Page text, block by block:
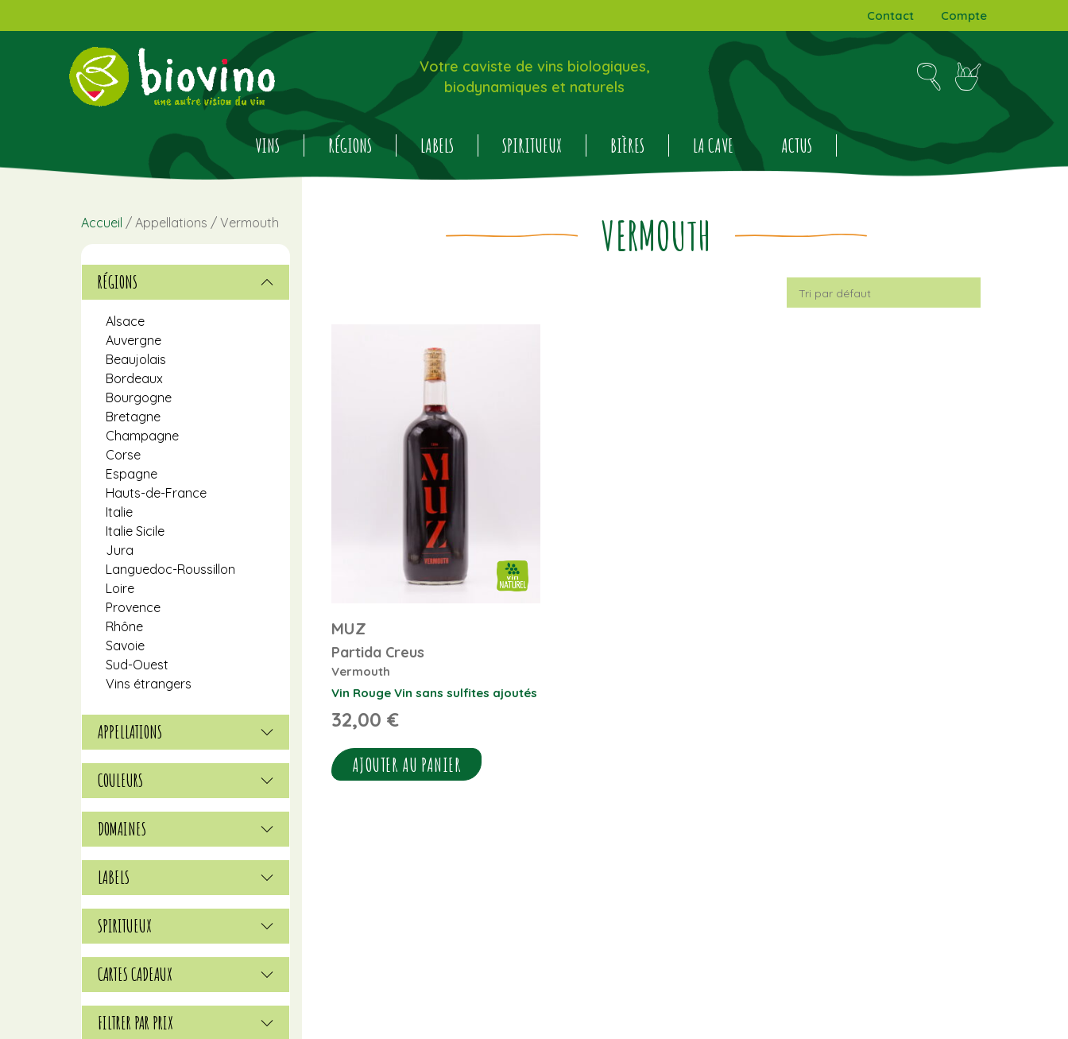
Contact Compte
Votre caviste de vins biologiques,
biodynamiques et naturels
VINS RÉGIONS LABELS SPIRITUEUX BIÈRES LA CAVE ACTUS
VERMOUTH
MUZ
Partida Creus
Vermouth
Vin Rouge Vin sans sulfites ajoutés
32,00 €
AJOUTER AU PANIER
Accueil / Appellations / Vermouth
RÉGIONS
Alsace
Auvergne
Beaujolais
Bordeaux
Bourgogne
Bretagne
Champagne
Corse
Espagne
Hauts-de-France
Italie
Italie Sicile
Jura
Languedoc-Roussillon
Loire
Provence
Rhône
Savoie
Sud-Ouest
Vins étrangers
APPELLATIONS
COULEURS
DOMAINES
LABELS
SPIRITUEUX
CARTES CADEAUX
FILTRER PAR PRIX